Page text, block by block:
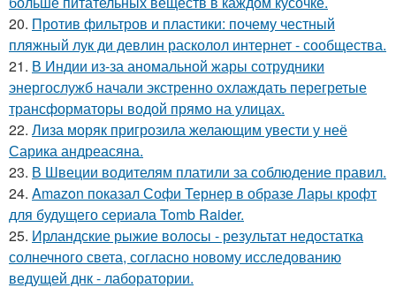
20. Против фильтров и пластики: почему честный
пляжный лук ди девлин расколол интернет - сообщества.
21. В Индии из-за аномальной жары сотрудники
энергослужб начали экстренно охлаждать перегретые
трансформаторы водой прямо на улицах.
22. Лиза моряк пригрозила желающим увести у неё
Сарика андреасяна.
23. В Швеции водителям платили за соблюдение правил.
24. Amazon показал Софи Тернер в образе Лары крофт
для будущего сериала Tomb Raider.
25. Ирландские рыжие волосы - результат недостатка
солнечного света, согласно новому исследованию
ведущей днк - лаборатории.